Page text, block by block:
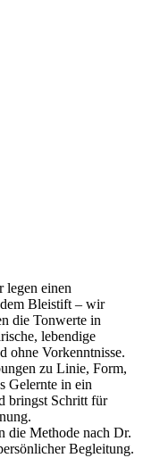
legen einen
Bleistift – wir
die Tonwerte in
lebendige
ohne Vorkenntnisse.
zu Linie, Form,
Gelernte in ein
bringst Schritt für
die Methode nach Dr.
Begleitung.